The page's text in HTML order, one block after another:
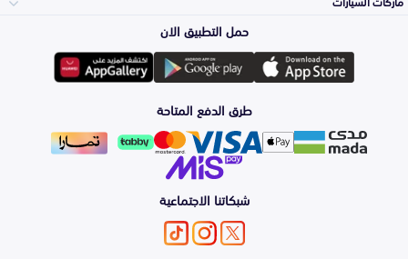
المكائن، القيرات
وملحقاتها
الشمعات
والاصطبات (الاضاءة)
الفرامل والأقمشة
لوازم الرحلات
اكسسوارات العناية
الزيوت و السوائل
الأكثر مبيعاً
التلميع والعناية
اصلاح الطلاء
تويوتا
هيونداي
كيا
حمل التطبيق الان
طرق الدفع المتاحة
شبكاتنا الاجتماعية